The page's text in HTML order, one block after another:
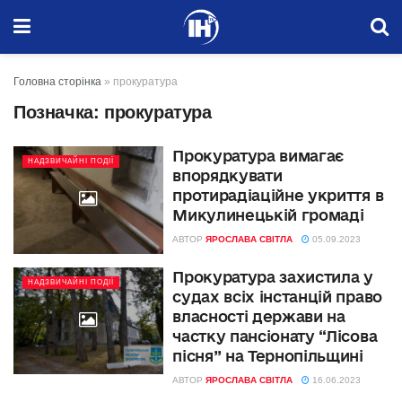
Головна сторінка » прокуратура
Позначка: прокуратура
НАДЗВИЧАЙНІ ПОДІЇ
Прокуратура вимагає
впорядкувати
протирадіаційне укриття в
Микулинецькій громаді
АВТОР ЯРОСЛАВА СВІТЛА 05.09.2023
НАДЗВИЧАЙНІ ПОДІЇ
Прокуратура захистила у
судах всіх інстанцій право
власності держави на
частку пансіонату “Лісова
пісня” на Тернопільщині
АВТОР ЯРОСЛАВА СВІТЛА 16.06.2023